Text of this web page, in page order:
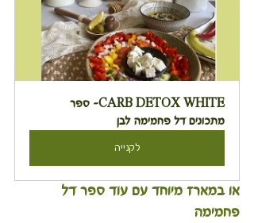
CARB DETOX WHITE- ספר
מתכונים דל פחמימה לבן
לקנייה
או במארז מיוחד עם עוד ספר דל
פחמימה